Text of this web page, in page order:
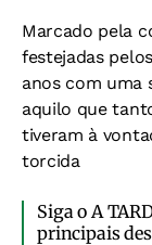
Marcado pela
festejadas
anos com uma
aquilo que
tiveram à
torcida
Siga o A
principais